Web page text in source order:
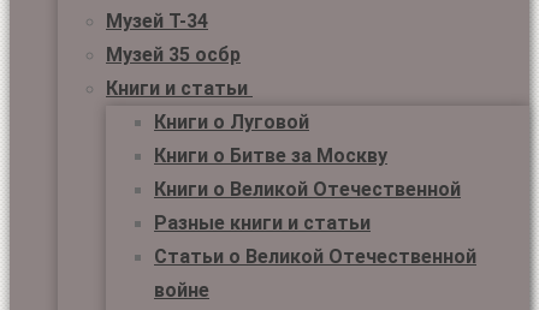
Музей Т-34
Музей 35 осбр
Книги и статьи
Книги о Луговой
Книги о Битве за Москву
Книги о Великой Отечественной
Разные книги и статьи
Статьи о Великой Отечественной
войне